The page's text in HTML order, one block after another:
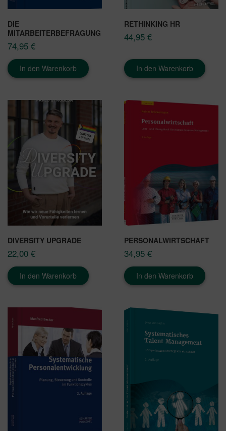
DIE
MITARBEITERBEFRAGUNG
74,95 €
In den Warenkorb
RETHINKING HR
44,95 €
In den Warenkorb
DIVERSITY UPGRADE
22,00 €
In den Warenkorb
PERSONALWIRTSCHAFT
34,95 €
In den Warenkorb